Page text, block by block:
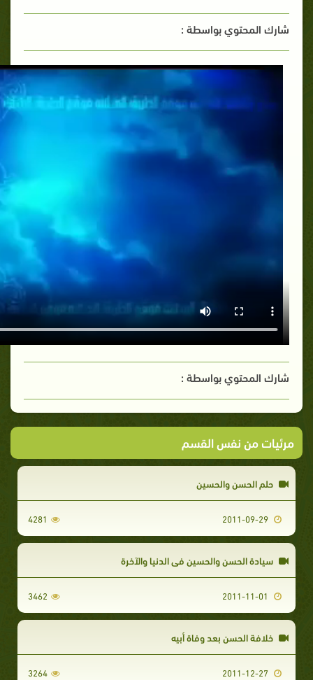
شارك المحتوي بواسطة :
شارك المحتوي بواسطة :
مرئيات من نفس القسم
حلم الحسن والحسين
4281
سيادة الحسن والحسين في الدنيا والآخرة
3462
خلافة الحسن بعد وفاة أبيه
3264